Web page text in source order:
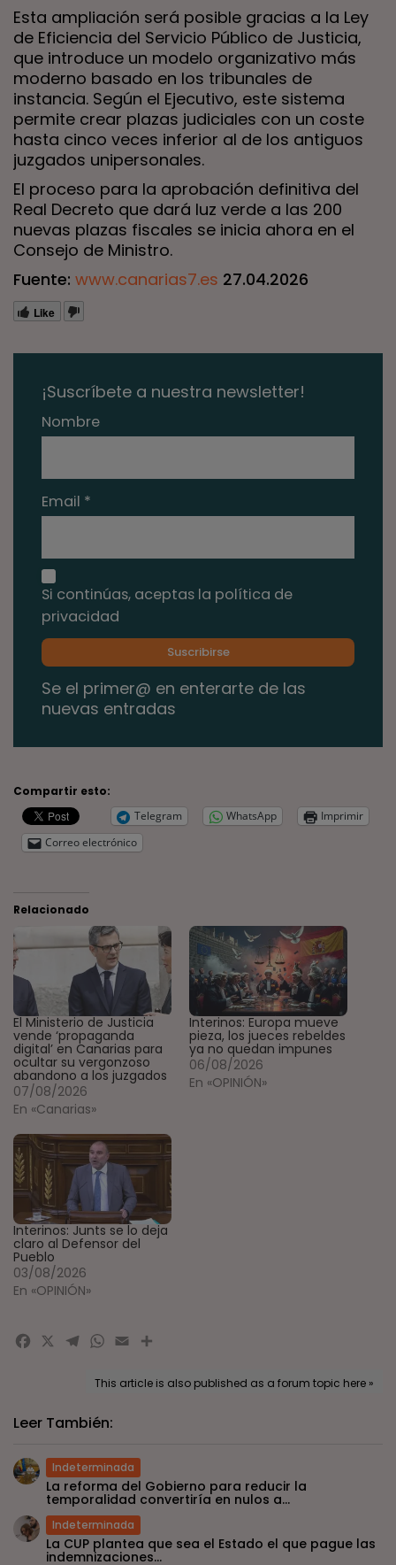
Esta ampliación será posible gracias a la Ley
de Eficiencia del Servicio Público de Justicia,
que introduce un modelo organizativo más
moderno basado en los tribunales de
instancia. Según el Ejecutivo, este sistema
permite crear plazas judiciales con un coste
hasta cinco veces inferior al de los antiguos
juzgados unipersonales.
El proceso para la aprobación definitiva del
Real Decreto que dará luz verde a las 200
nuevas plazas fiscales se inicia ahora en el
Consejo de Ministro.
Fuente: www.canarias7.es 27.04.2026
Like
¡Suscríbete a nuestra newsletter!
Nombre
Email *
Si continúas, aceptas la política de
privacidad
Se el primer@ en enterarte de las
nuevas entradas
Compartir esto:
Telegram
WhatsApp
Imprimir
Correo electrónico
Relacionado
El Ministerio de Justicia
vende ‘propaganda
digital’ en Canarias para
ocultar su vergonzoso
abandono a los juzgados
07/08/2026
En «Canarias»
Interinos: Europa mueve
pieza, los jueces rebeldes
ya no quedan impunes
06/08/2026
En «OPINIÓN»
Interinos: Junts se lo deja
claro al Defensor del
Pueblo
03/08/2026
En «OPINIÓN»
Facebook
X Telegram
WhatsApp
EmailCompartir
This article is also published as a forum topic here »
Leer También:
Indeterminada
La reforma del Gobierno para reducir la
temporalidad convertiría en nulos a...
Indeterminada
La CUP plantea que sea el Estado el que pague las
indemnizaciones...